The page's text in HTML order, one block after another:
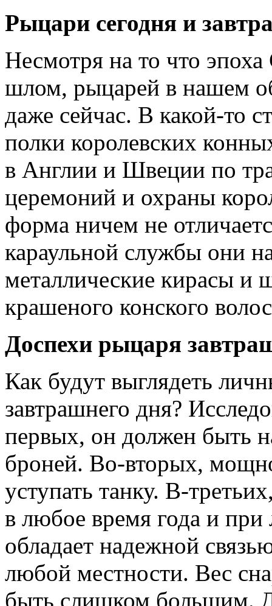
Рыцари сегодня и
Несмотря на то что
шлом, рыцарей в нашем
даже сейчас. В какой-то
полки королевских
в Англии и Швеции по
церемоний и охраны
форма ничем не
караульной службы они
металлические кирасы
крашеного конского
Доспехи рыцаря
Как будут выглядеть
завтрашнего дня?
первых, он должен быть
броней. Во-вторых,
уступать танку. В-
в любое время года и
обладает надежной
любой местности. Вес
быть слишком большим.